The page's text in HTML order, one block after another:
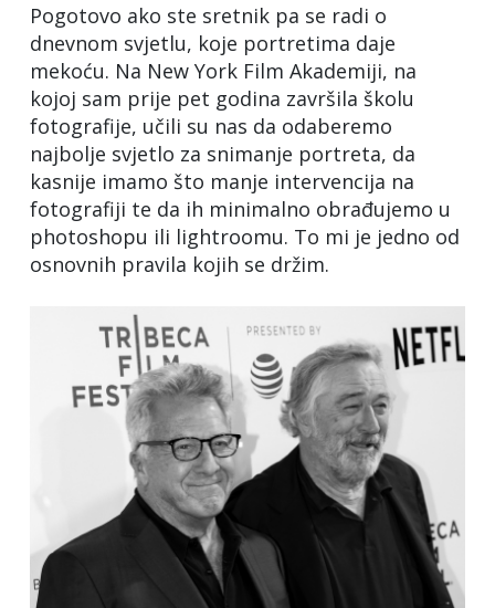
Pogotovo ako ste sretnik pa se radi o
dnevnom svjetlu, koje portretima daje
mekoću. Na New York Film Akademiji, na
kojoj sam prije pet godina završila školu
fotografije, učili su nas da odaberemo
najbolje svjetlo za snimanje portreta, da
kasnije imamo što manje intervencija na
fotografiji te da ih minimalno obrađujemo u
photoshopu ili lightroomu. To mi je jedno od
osnovnih pravila kojih se držim.